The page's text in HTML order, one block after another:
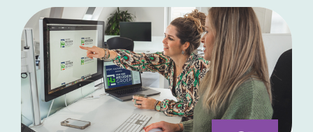
er nu voor dat jouw bedrijf ook zo goed
zichtbaar is?